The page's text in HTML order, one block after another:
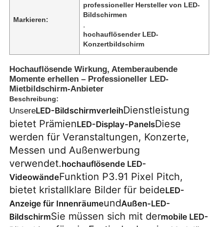
Zu Hause
Produkte
Videos
Markieren:
professioneller Hersteller von LED-
Bildschirmen
hochauflösender LED-
Konzertbildschirm
Hochauflösende Wirkung, Atemberaubende
Momente erhellen – Professioneller LED-
Mietbildschirm-Anbieter
Beschreibung:
UnsereLED-BildschirmverleihDienstleistung
bietet PrämienLED-Display-PanelsDiese
werden für Veranstaltungen, Konzerte,
Messen und Außenwerbung
verwendet.hochauflösende LED-
VideowändeFunktion P3.91 Pixel Pitch,
bietet kristallklare Bilder für beideLED-
Anzeige für InnenräumeundAußen-LED-
BildschirmSie müssen sich mit dermobile LED-